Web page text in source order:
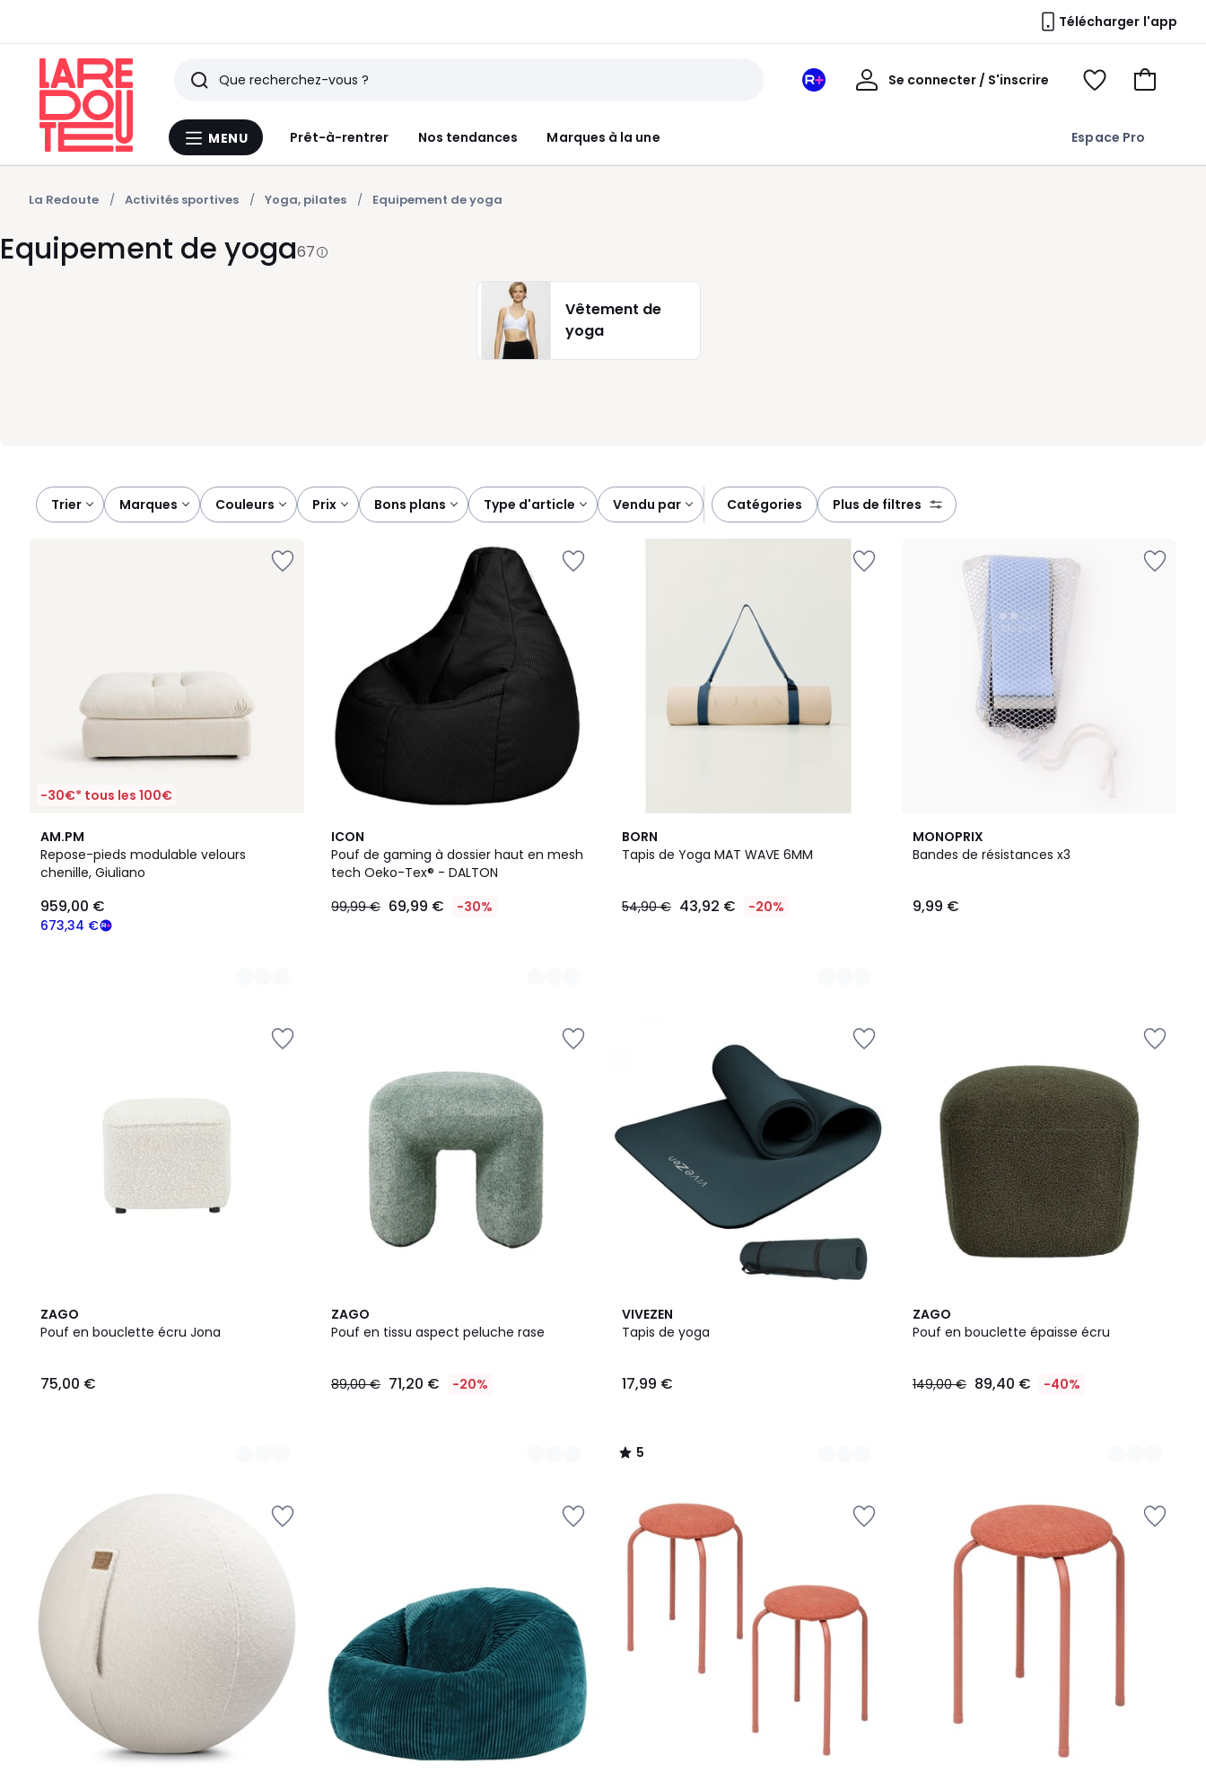
Télécharger l'app
Menu
MENU Prêt-à-rentrer Nos tendances Marques à la une Espace Pro
Rechercher
Derniers
articles
vus
Mon
Se connecter / S'inscrire
Mon
Voir
Voir
La Redoute Activités sportives Yoga, pilates Equipement de yoga
Equipement de yoga67
Vêtement de
yoga
Trier marques couleurs prix bons plans type d'article vendu par catégories plus de filtres
-30€* tous les 100€
AM.PM
Repose-pieds modulable velours
chenille, Giuliano
€
souscrivez
673,34 €
959,00 €
8
Couleurs
ICON
Pouf de gaming à dossier haut en mesh
tech Oeko-Tex® - DALTON
99,99 € 69,99 € -30%
2
Couleurs
BORN
Tapis de Yoga MAT WAVE 6MM
54,90 € 43,92 € -20%
4
Couleurs
MONOPRIX
Bandes de résistances x3
9,99 €
ZAGO
Pouf en bouclette écru Jona
75,00 €
6
Couleurs
ZAGO
Pouf en tissu aspect peluche rase
89,00 € 71,20 € -20%
3
Couleurs
VIVEZEN
Tapis de yoga
17,99 €
5
/
5
Couleurs
5
/
ZAGO
Pouf en bouclette épaisse écru
149,00 € 89,40 € -40%
2
Couleurs